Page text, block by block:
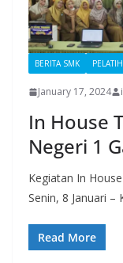
BERITA SMK
January 17, 2024
In House
Negeri 1
Kegiatan In
Senin, 8 Januari –
Read More